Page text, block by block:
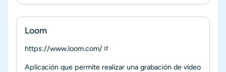
Loom
https://www.loom.com/
Aplicación que permite realizar una grabación de vídeo